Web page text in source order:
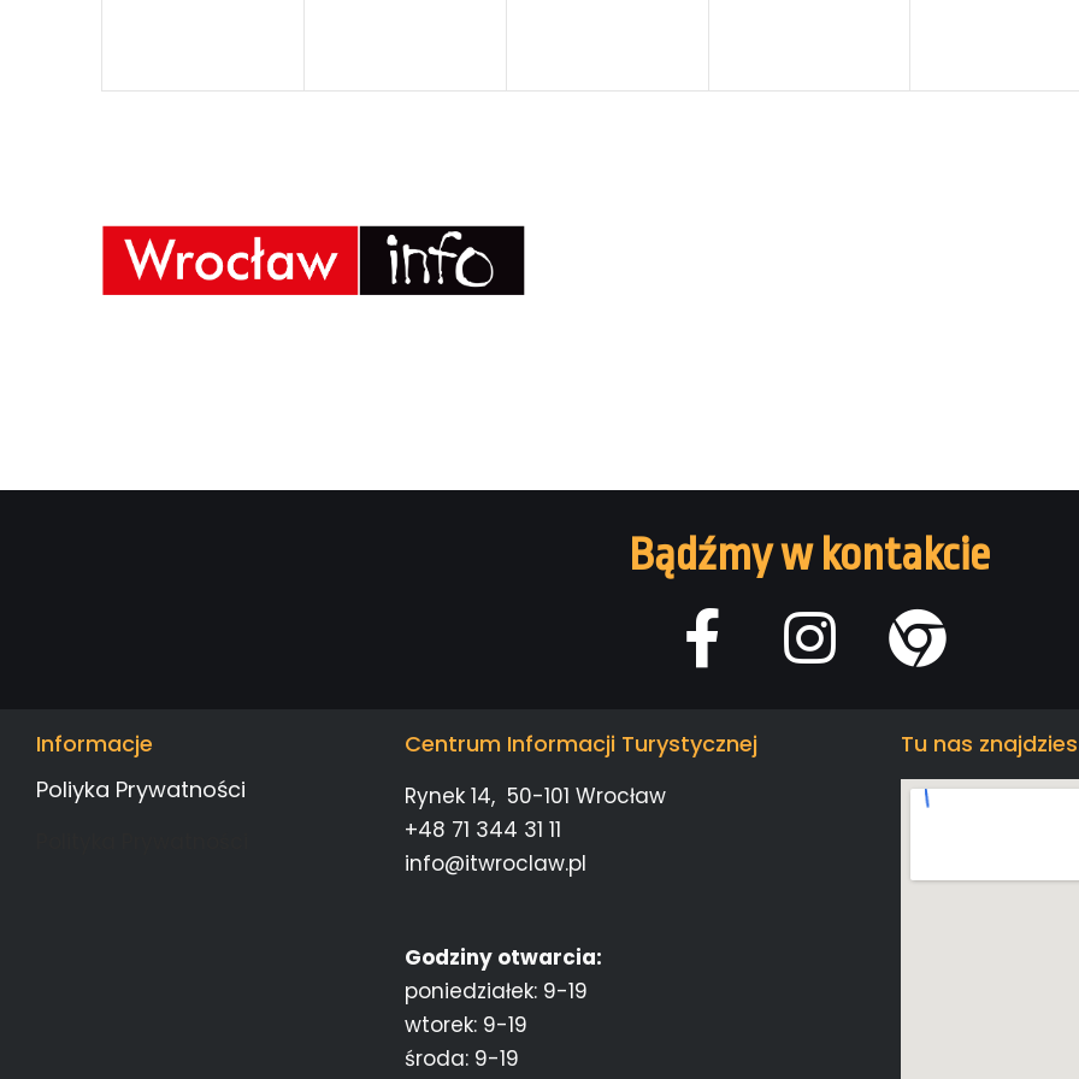
Bądźmy w kontakcie
Informacje
Poliyka Prywatności
Centrum Informacji Turystycznej
Rynek 14, 50-101 Wrocław
+48 71 344 31 11
info@itwroclaw.pl
Godziny otwarcia:
poniedziałek: 9-19
wtorek: 9-19
środa: 9-19
Tu nas